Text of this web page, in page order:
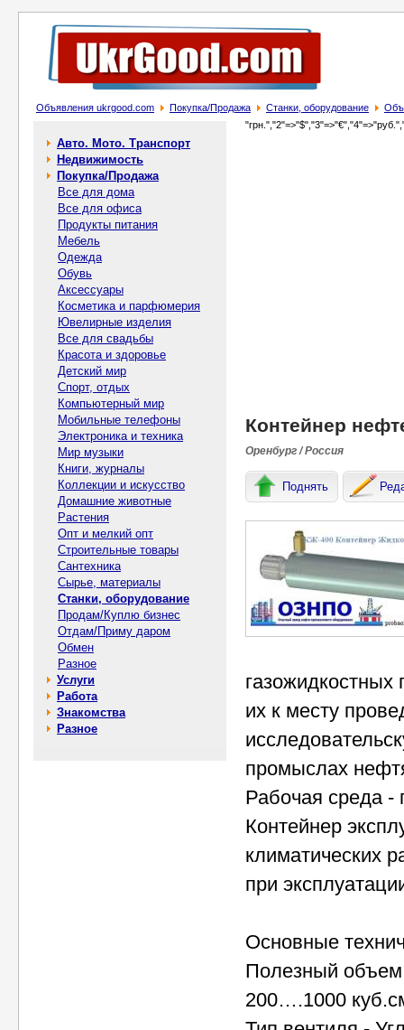
Объявления ukrgood.com Покупка/Продажа Станки, оборудование
Авто. Мото. Транспорт
Недвижимость
Покупка/Продажа
Все для дома
Все для офиса
Продукты питания
Мебель
Одежда
Обувь
Аксессуары
Косметика и парфюмерия
Ювелирные изделия
Все для свадьбы
Красота и здоровье
Детский мир
Спорт, отдых
Компьютерный мир
Мобильные телефоны
Электроника и техника
Мир музыки
Книги, журналы
Коллекции и искусство
Домашние животные
Растения
Опт и мелкий опт
Строительные товары
Сантехника
Сырье, материалы
Станки, оборудование
Продам/Куплю бизнес
Отдам/Приму даром
Обмен
Разное
Услуги
Работа
Знакомства
Разное
Контейнер
Оренбург / Россия
Поднять
газожидкостных
их к месту
промыслах
Рабочая среда -
Контейнер
климатических
при
Основные
Полезный объем
200….1000